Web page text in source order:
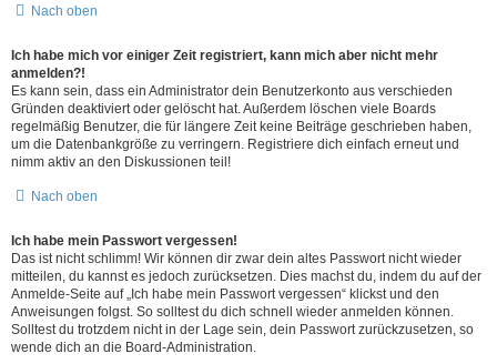
Nach oben
Ich habe mich vor einiger Zeit registriert, kann mich aber nicht mehr
anmelden?!
Es kann sein, dass ein Administrator dein Benutzerkonto aus verschieden
Gründen deaktiviert oder gelöscht hat. Außerdem löschen viele Boards
regelmäßig Benutzer, die für längere Zeit keine Beiträge geschrieben haben,
um die Datenbankgröße zu verringern. Registriere dich einfach erneut und
nimm aktiv an den Diskussionen teil!
Nach oben
Ich habe mein Passwort vergessen!
Das ist nicht schlimm! Wir können dir zwar dein altes Passwort nicht wieder
mitteilen, du kannst es jedoch zurücksetzen. Dies machst du, indem du auf der
Anmelde-Seite auf „Ich habe mein Passwort vergessen“ klickst und den
Anweisungen folgst. So solltest du dich schnell wieder anmelden können.
Solltest du trotzdem nicht in der Lage sein, dein Passwort zurückzusetzen, so
wende dich an die Board-Administration.